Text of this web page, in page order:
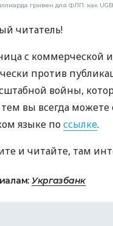
гривен для ФЛП: как
читатель!
с коммерческой
против
войны,
вы всегда можете
языке поссылке.
и читайте, там
Укргазбанк